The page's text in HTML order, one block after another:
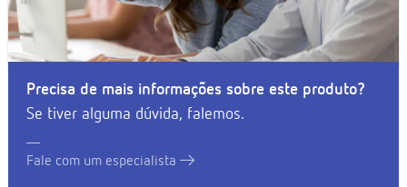
Precisa de mais informações sobre este produto?
Se tiver alguma dúvida, falemos.
Fale com um especialista